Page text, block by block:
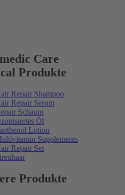
Care
Produkte
Repair Shampoo
Repair Serum
Schaum
Öl
Lotion
Supplements
Repair Set
Produkte